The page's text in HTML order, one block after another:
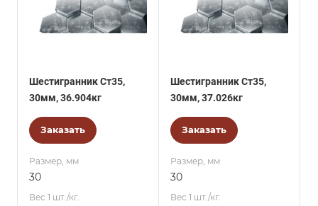
Шестигранник Ст35,
30мм, 36.904кг
Заказать
Размер, мм
30
Вес 1 шт./кг.
Шестигранник Ст35,
30мм, 37.026кг
Заказать
Размер, мм
30
Вес 1 шт./кг.